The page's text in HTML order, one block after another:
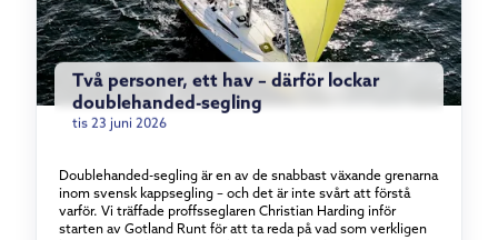
Två personer, ett hav – därför lockar
doublehanded-segling
tis 23 juni 2026
Doublehanded-segling är en av de snabbast växande grenarna
inom svensk kappsegling – och det är inte svårt att förstå
varför. Vi träffade proffsseglaren Christian Harding inför
starten av Gotland Runt för att ta reda på vad som verkligen